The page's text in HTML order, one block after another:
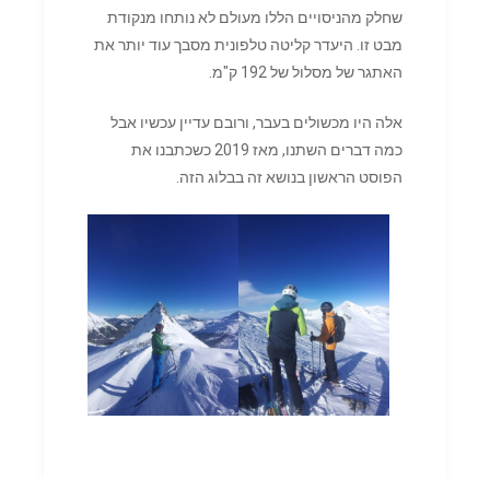
שחלק מהניסויים הללו מעולם לא נותחו מנקודת
מבט זו. היעדר קליטה טלפונית מסבך עוד יותר את
האתגר של מסלול של 192 ק"מ.
אלה היו מכשולים בעבר, ורובם עדיין עכשיו אבל
כמה דברים השתנו, מאז 2019 כשכתבנו את
הפוסט הראשון בנושא זה בבלוג הזה.